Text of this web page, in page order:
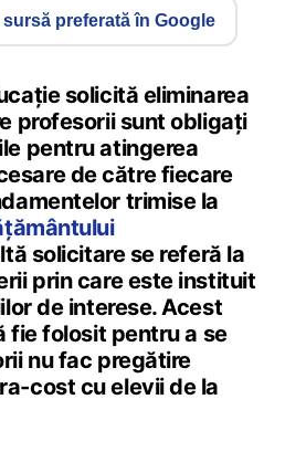
preferată în Google
solicită eliminarea
profesorii sunt obligați
pentru atingerea
de către fiecare
trimise la
solicitare se referă la
prin care este instituit
de interese. Acest
fie folosit pentru a se
nu fac pregătire
cost cu elevii de la